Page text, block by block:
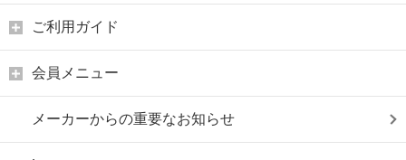
ご利用ガイド
会員メニュー
メーカーからの重要なお知らせ